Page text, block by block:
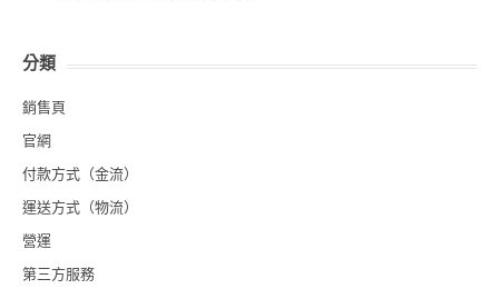
分類
銷售頁
官網
付款方式（金流）
運送方式（物流）
營運
第三方服務